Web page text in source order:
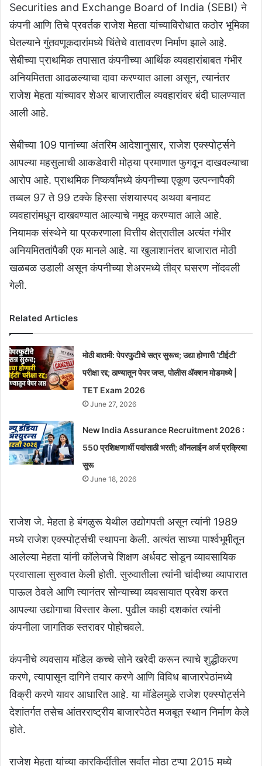
Securities and Exchange Board of India (SEBI) ने
कंपनी आणि तिचे प्रवर्तक राजेश मेहता यांच्याविरोधात कठोर भूमिका
घेतल्याने गुंतवणूकदारांमध्ये चिंतेचे वातावरण निर्माण झाले आहे.
सेबीच्या प्राथमिक तपासात कंपनीच्या आर्थिक व्यवहारांबाबत गंभीर
अनियमितता आढळल्याचा दावा करण्यात आला असून, त्यानंतर
राजेश मेहता यांच्यावर शेअर बाजारातील व्यवहारांवर बंदी घालण्यात
आली आहे.
सेबीच्या 109 पानांच्या अंतरिम आदेशानुसार, राजेश एक्स्पोर्ट्सने
आपल्या महसुलाची आकडेवारी मोठ्या प्रमाणात फुगवून दाखवल्याचा
आरोप आहे. प्राथमिक निष्कर्षांमध्ये कंपनीच्या एकूण उत्पन्नापैकी
तब्बल 97 ते 99 टक्के हिस्सा संशयास्पद अथवा बनावट
व्यवहारांमधून दाखवण्यात आल्याचे नमूद करण्यात आले आहे.
नियामक संस्थेने या प्रकरणाला वित्तीय क्षेत्रातील अत्यंत गंभीर
अनियमिततांपैकी एक मानले आहे. या खुलाशानंतर बाजारात मोठी
खळबळ उडाली असून कंपनीच्या शेअरमध्ये तीव्र घसरण नोंदवली
गेली.
Related Articles
मोठी बातमी: पेपरफुटीचे सत्र सुरूच; उद्या होणारी ‘टीईटी’
परीक्षा रद्द; ठाण्यातून पेपर जप्त, पोलीस ॲक्शन मोडमध्ये |
TET Exam 2026
June 27, 2026
New India Assurance Recruitment 2026 :
550 प्रशिक्षणार्थी पदांसाठी भरती; ऑनलाईन अर्ज प्रक्रिया
सुरू
June 18, 2026
राजेश जे. मेहता हे बंगळुरू येथील उद्योगपती असून त्यांनी 1989
मध्ये राजेश एक्स्पोर्ट्सची स्थापना केली. अत्यंत साध्या पार्श्वभूमीतून
आलेल्या मेहता यांनी कॉलेजचे शिक्षण अर्धवट सोडून व्यावसायिक
प्रवासाला सुरुवात केली होती. सुरुवातीला त्यांनी चांदीच्या व्यापारात
पाऊल ठेवले आणि त्यानंतर सोन्याच्या व्यवसायात प्रवेश करत
आपल्या उद्योगाचा विस्तार केला. पुढील काही दशकांत त्यांनी
कंपनीला जागतिक स्तरावर पोहोचवले.
कंपनीचे व्यवसाय मॉडेल कच्चे सोने खरेदी करून त्याचे शुद्धीकरण
करणे, त्यापासून दागिने तयार करणे आणि विविध बाजारपेठांमध्ये
विक्री करणे यावर आधारित आहे. या मॉडेलमुळे राजेश एक्स्पोर्ट्सने
देशांतर्गत तसेच आंतरराष्ट्रीय बाजारपेठेत मजबूत स्थान निर्माण केले
होते.
राजेश मेहता यांच्या कारकिर्दीतील सर्वात मोठा टप्पा 2015 मध्ये